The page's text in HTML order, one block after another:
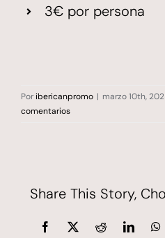
3€ por persona
Por ibericanpromo | marzo 10th,
comentarios
Share This Story,
Facebook
X RedditLinkedIn